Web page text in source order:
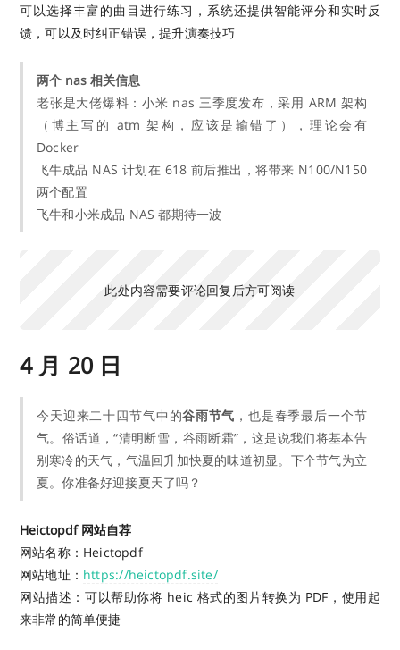
可以选择丰富的曲目进行练习，系统还提供智能评分和实时反
馈，可以及时纠正错误，提升演奏技巧
两个 nas 相关信息
老张是大佬爆料：小米 nas 三季度发布，采用 ARM 架构
（博主写的 atm 架构，应该是输错了），理论会有
Docker
飞牛成品 NAS 计划在 618 前后推出，将带来 N100/N150
两个配置
飞牛和小米成品 NAS 都期待一波
此处内容需要评论回复后方可阅读
4 月 20 日
今天迎来二十四节气中的谷雨节气 ，也是春季最后一个节
气。俗话道，“清明断雪，谷雨断霜”，这是说我们将基本告
别寒冷的天气，气温回升加快夏的味道初显。下个节气为立
夏。你准备好迎接夏天了吗？
Heictopdf 网站自荐
网站名称：Heictopdf
网站地址： https://heictopdf.site/
网站描述：可以帮助你将 heic 格式的图片转换为 PDF，使用起
来非常的简单便捷